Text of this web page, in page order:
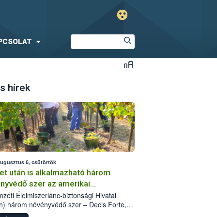
hírek
6, csütörtök
után is alkalmazható három
szer az amerikai
ellen
Élelmiszerlánc-biztonsági Hivatal
három növényvédő szer – Decis Forte,
24 EW, Oroganic – engedélyokiratát